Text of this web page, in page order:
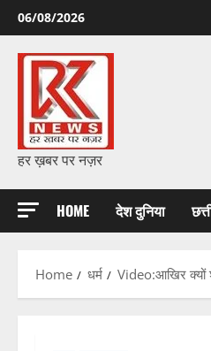
Skip
to
content
06/08/2026
हर ख़बर पर नज़र
HOME देश दुनिया
Home धर्म Video:आखिर क्यों